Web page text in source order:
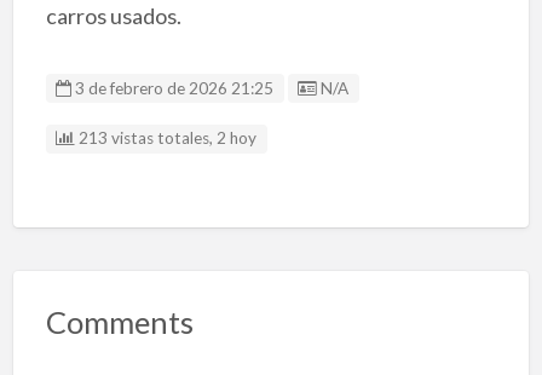
carros usados.
3 de febrero de 2026 21:25 Listing ID
N/A
213 vistas totales, 2 hoy
Comments